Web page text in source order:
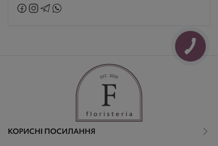
КОРИСНІ ПОСИЛАННЯ